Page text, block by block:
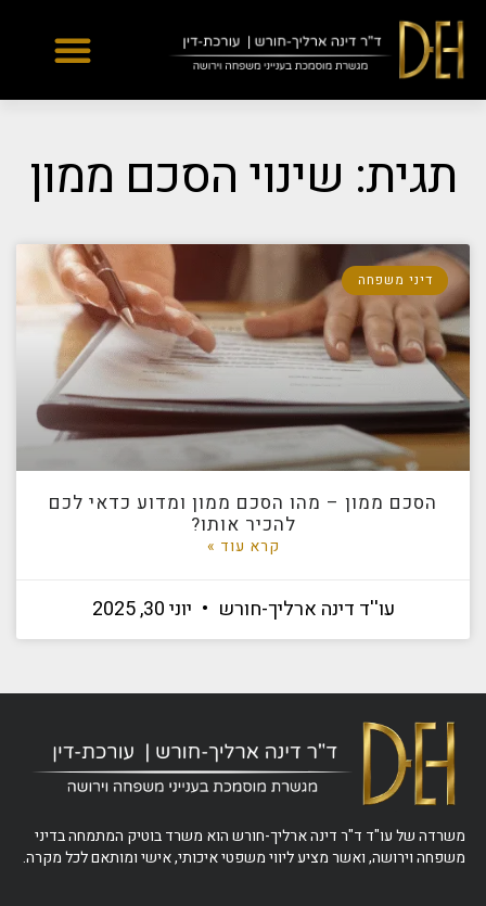
Yes
...
תגית: שינוי הסכם ממון
דיני משפחה
הסכם ממון – מהו הסכם ממון ומדוע כדאי לכם
להכיר אותו?
קרא עוד »
עו''ד דינה ארליך-חורש יוני 30, 2025
משרדה של עו"ד ד"ר דינה ארליך-חורש הוא משרד בוטיק המתמחה בדיני
משפחה וירושה, ואשר מציע ליווי משפטי איכותי, אישי ומותאם לכל מקרה.